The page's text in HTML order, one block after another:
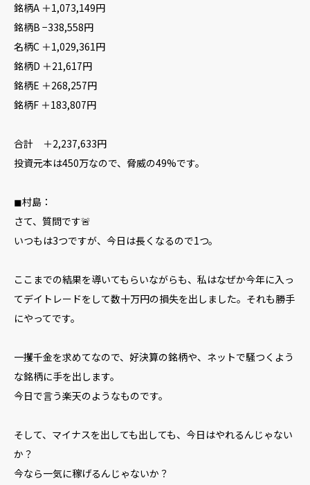
銘柄A ＋1,073,149円
銘柄B −338,558円
名柄C ＋1,029,361円
銘柄D ＋21,617円
銘柄E ＋268,257円
銘柄F ＋183,807円
合計 ＋2,237,633円
投資元本は450万なので、脅威の49%です。
◼︎村島：
さて、質問です🚨
いつもは3つですが、今日は長くなるので1つ。
ここまでの結果を導いてもらいながらも、私はなぜか今年に入っ
てデイトレードをして数十万円の損失を出しました。それも勝手
にやってです。
一攫千金を求めてなので、好決算の銘柄や、ネットで騒つくよう
な銘柄に手を出します。
今日で言う楽天のようなものです。
そして、マイナスを出しても出しても、今日はやれるんじゃない
か？
今なら一気に稼げるんじゃないか？